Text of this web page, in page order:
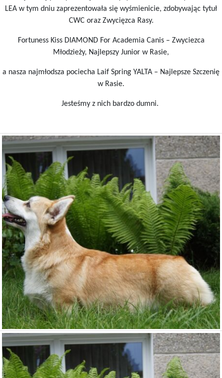
LEA w tym dniu zaprezentowała się wyśmienicie, zdobywając tytuł
CWC oraz Zwycięzca Rasy.
Fortuness Kiss DIAMOND For Academia Canis – Zwyciezca
Młodzieży, Najlepszy Junior w Rasie,
a nasza najmłodsza pociecha Laif Spring YALTA – Najlepsze Szczenię
w Rasie.
Jesteśmy z nich bardzo dumni.